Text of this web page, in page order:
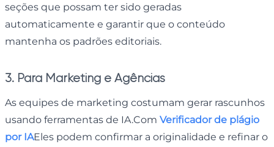
seções que possam ter sido geradas
automaticamente e garantir que o conteúdo
mantenha os padrões editoriais.
3. Para Marketing e Agências
As equipes de marketing costumam gerar rascunhos
usando ferramentas de IA.Com Verificador de plágio
por IAEles podem confirmar a originalidade e refinar o